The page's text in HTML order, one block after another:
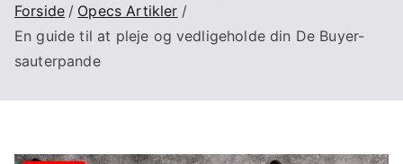
Forside
Opecs Artikler
En guide til at pleje og vedligeholde din De Buyer-
sauterpande